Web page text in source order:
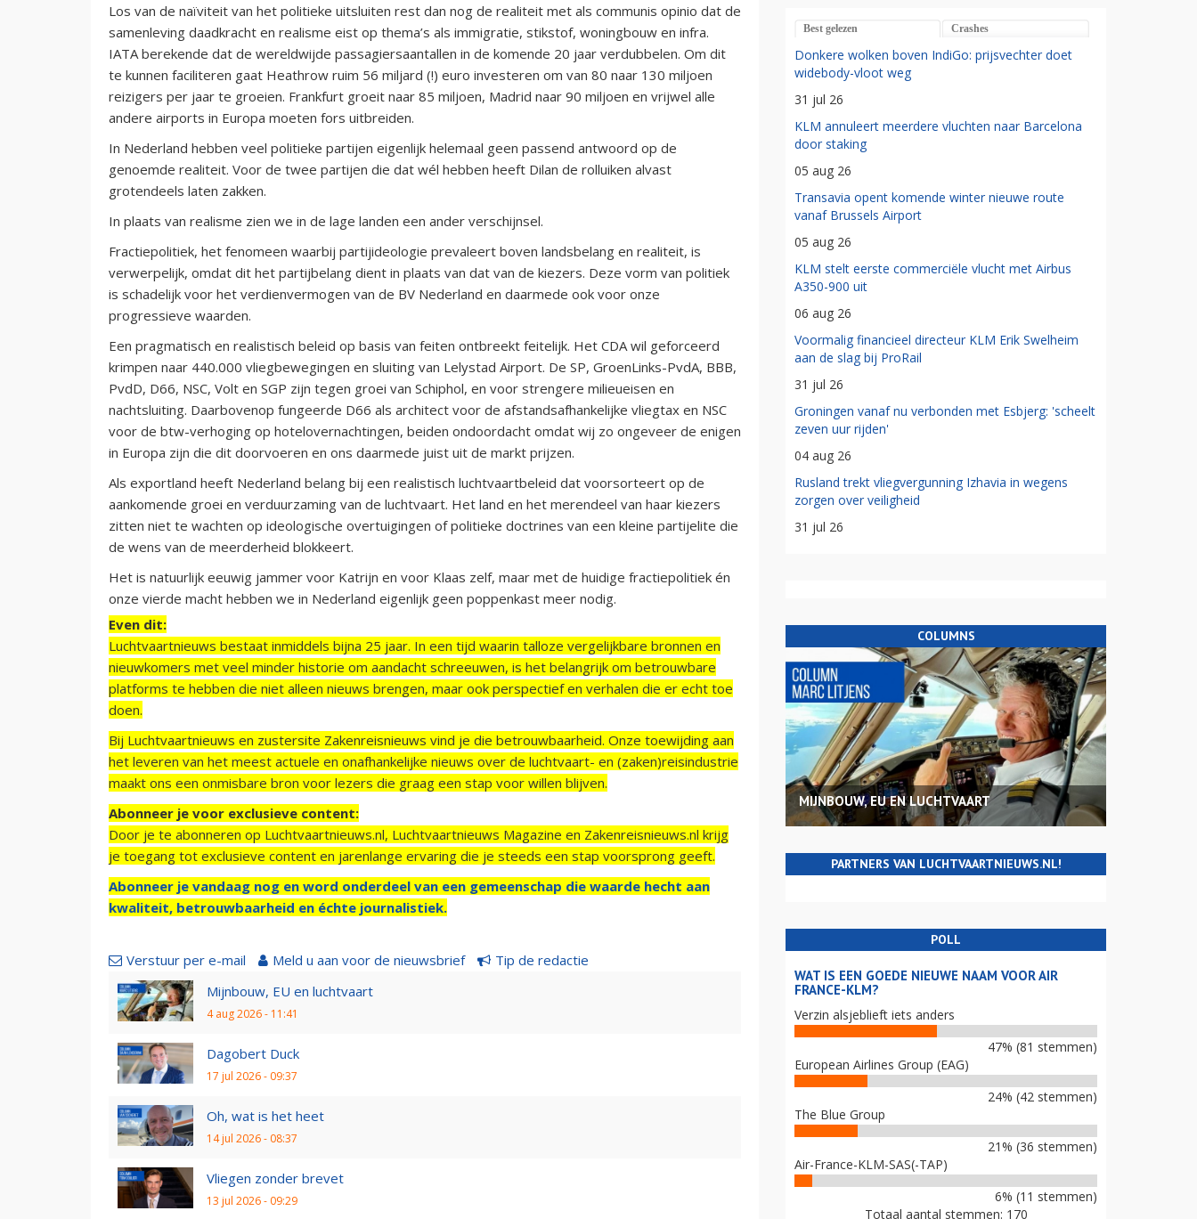
Los van de naïviteit van het politieke uitsluiten rest dan nog de realiteit met als communis opinio dat de
samenleving daadkracht en realisme eist op thema’s als immigratie, stikstof, woningbouw en infra.
IATA berekende dat de wereldwijde passagiersaantallen in de komende 20 jaar verdubbelen. Om dit
te kunnen faciliteren gaat Heathrow ruim 56 miljard (!) euro investeren om van 80 naar 130 miljoen
reizigers per jaar te groeien. Frankfurt groeit naar 85 miljoen, Madrid naar 90 miljoen en vrijwel alle
andere airports in Europa moeten fors uitbreiden.
In Nederland hebben veel politieke partijen eigenlijk helemaal geen passend antwoord op de
genoemde realiteit. Voor de twee partijen die dat wél hebben heeft Dilan de rolluiken alvast
grotendeels laten zakken.
In plaats van realisme zien we in de lage landen een ander verschijnsel.
Fractiepolitiek, het fenomeen waarbij partijideologie prevaleert boven landsbelang en realiteit, is
verwerpelijk, omdat dit het partijbelang dient in plaats van dat van de kiezers. Deze vorm van politiek
is schadelijk voor het verdienvermogen van de BV Nederland en daarmede ook voor onze
progressieve waarden.
Een pragmatisch en realistisch beleid op basis van feiten ontbreekt feitelijk. Het CDA wil geforceerd
krimpen naar 440.000 vliegbewegingen en sluiting van Lelystad Airport. De SP, GroenLinks-PvdA, BBB,
PvdD, D66, NSC, Volt en SGP zijn tegen groei van Schiphol, en voor strengere milieueisen en
nachtsluiting. Daarbovenop fungeerde D66 als architect voor de afstandsafhankelijke vliegtax en NSC
voor de btw-verhoging op hotelovernachtingen, beiden ondoordacht omdat wij zo ongeveer de enigen
in Europa zijn die dit doorvoeren en ons daarmede juist uit de markt prijzen.
Als exportland heeft Nederland belang bij een realistisch luchtvaartbeleid dat voorsorteert op de
aankomende groei en verduurzaming van de luchtvaart. Het land en het merendeel van haar kiezers
zitten niet te wachten op ideologische overtuigingen of politieke doctrines van een kleine partijelite die
de wens van de meerderheid blokkeert.
Het is natuurlijk eeuwig jammer voor Katrijn en voor Klaas zelf, maar met de huidige fractiepolitiek én
onze vierde macht hebben we in Nederland eigenlijk geen poppenkast meer nodig.
Even dit:
Luchtvaartnieuws bestaat inmiddels bijna 25 jaar. In een tijd waarin talloze vergelijkbare bronnen en
nieuwkomers met veel minder historie om aandacht schreeuwen, is het belangrijk om betrouwbare
platforms te hebben die niet alleen nieuws brengen, maar ook perspectief en verhalen die er echt toe
doen.
Bij Luchtvaartnieuws en zustersite Zakenreisnieuws vind je die betrouwbaarheid. Onze toewijding aan
het leveren van het meest actuele en onafhankelijke nieuws over de luchtvaart- en (zaken)reisindustrie
maakt ons een onmisbare bron voor lezers die graag een stap voor willen blijven.
Abonneer je voor exclusieve content:
Door je te abonneren op Luchtvaartnieuws.nl, Luchtvaartnieuws Magazine en Zakenreisnieuws.nl krijg
je toegang tot exclusieve content en jarenlange ervaring die je steeds een stap voorsprong geeft.
Abonneer je vandaag nog en word onderdeel van een gemeenschap die waarde hecht aan
kwaliteit, betrouwbaarheid en échte journalistiek.
Verstuur per e-mail Meld u aan voor de nieuwsbrief
Tip de redactie
Mijnbouw, EU en luchtvaart
4 aug 2026 - 11:41
Dagobert Duck
17 jul 2026 - 09:37
Oh, wat is het heet
14 jul 2026 - 08:37
Vliegen zonder brevet
13 jul 2026 - 09:29
Best gelezen Crashes
Donkere wolken boven IndiGo: prijsvechter doet
widebody-vloot weg
31 jul 26
KLM annuleert meerdere vluchten naar Barcelona
door staking
05 aug 26
Transavia opent komende winter nieuwe route
vanaf Brussels Airport
05 aug 26
KLM stelt eerste commerciële vlucht met Airbus
A350-900 uit
06 aug 26
Voormalig financieel directeur KLM Erik Swelheim
aan de slag bij ProRail
31 jul 26
Groningen vanaf nu verbonden met Esbjerg: 'scheelt
zeven uur rijden'
04 aug 26
Rusland trekt vliegvergunning Izhavia in wegens
zorgen over veiligheid
31 jul 26
COLUMNS
MIJNBOUW, EU EN LUCHTVAART
PARTNERS VAN LUCHTVAARTNIEUWS.NL!
POLL
WAT IS EEN GOEDE NIEUWE NAAM VOOR AIR
FRANCE-KLM?
Verzin alsjeblieft iets anders
47% (81 stemmen)
European Airlines Group (EAG)
24% (42 stemmen)
The Blue Group
21% (36 stemmen)
Air-France-KLM-SAS(-TAP)
6% (11 stemmen)
Totaal aantal stemmen: 170